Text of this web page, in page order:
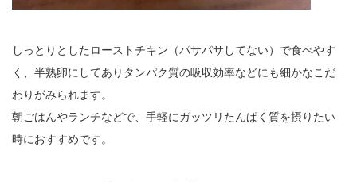
しっとりとしたローストチキン（パサパサしてない）で食べやす
く、半熟卵にしてありタンパク質の吸収効率などにも細かなこだ
わりがみられます。
朝ごはんやランチなどで、手軽にガッツリたんぱく質を摂りたい
時におすすめです。